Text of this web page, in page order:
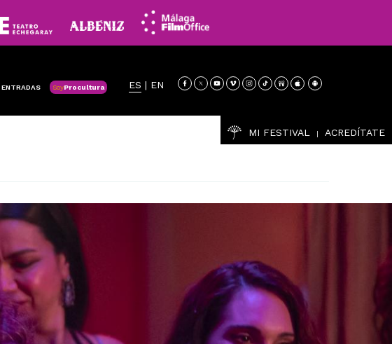
ES | EN
ENTRADAS SoyProcultura
MI FESTIVAL | ACREDÍTATE